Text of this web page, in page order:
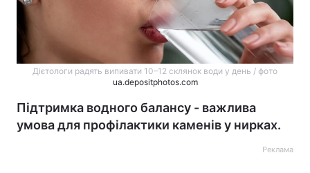
Дієтологи радять випивати 10–12 склянок води у день / фото
ua.depositphotos.com
Підтримка водного балансу - важлива
умова для профілактики каменів у нирках.
Реклама